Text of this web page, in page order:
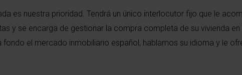
es nuestra prioridad. Tendrá un único interlocutor fijo que le
y se encarga de gestionar la compra completa de su vivienda en
el mercado inmobiliario español, hablamos su idioma y le